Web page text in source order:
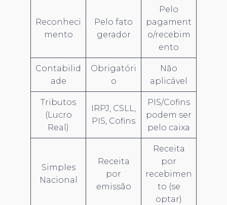
Reconheci
mento
Pelo fato
gerador
Pelo
pagament
o/recebim
ento
Contabilid
ade
Obrigatóri
o
Não
aplicável
Tributos
(Lucro
Real)
IRPJ, CSLL,
PIS, Cofins
PIS/Cofins
podem ser
pelo caixa
Simples
Nacional
Receita
por
emissão
Receita
por
recebimen
to (se
optar)